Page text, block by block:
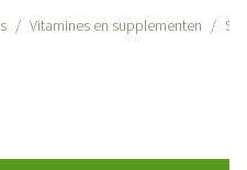
/ Vitamines en supplementen /